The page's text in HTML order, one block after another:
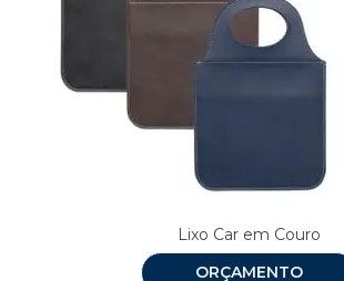
Lixo Car em Couro
ORÇAMENTO